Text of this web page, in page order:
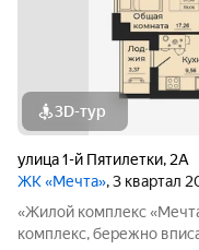
3D-тур
улица 1-й Пятилетки, 2А
ЖК «Мечта», 3 квартал
«Жилой комплекс
комплекс, бережно